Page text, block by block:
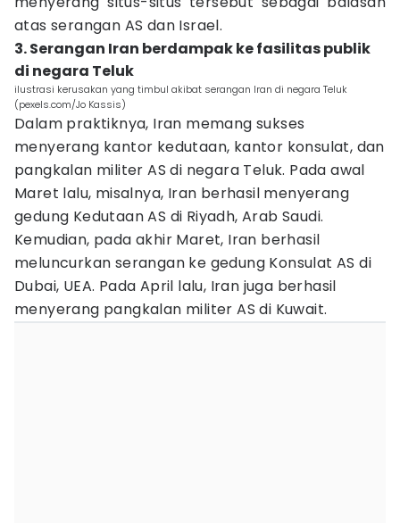
atas serangan AS dan Israel.
3. Serangan Iran berdampak ke fasilitas publik
di negara Teluk
ilustrasi kerusakan yang timbul akibat serangan Iran di negara Teluk
(pexels.com/Jo Kassis)
Dalam praktiknya, Iran memang sukses
menyerang kantor kedutaan, kantor konsulat, dan
pangkalan militer AS di negara Teluk. Pada awal
Maret lalu, misalnya, Iran berhasil menyerang
gedung Kedutaan AS di Riyadh, Arab Saudi.
Kemudian, pada akhir Maret, Iran berhasil
meluncurkan serangan ke gedung Konsulat AS di
Dubai, UEA. Pada April lalu, Iran juga berhasil
menyerang pangkalan militer AS di Kuwait.